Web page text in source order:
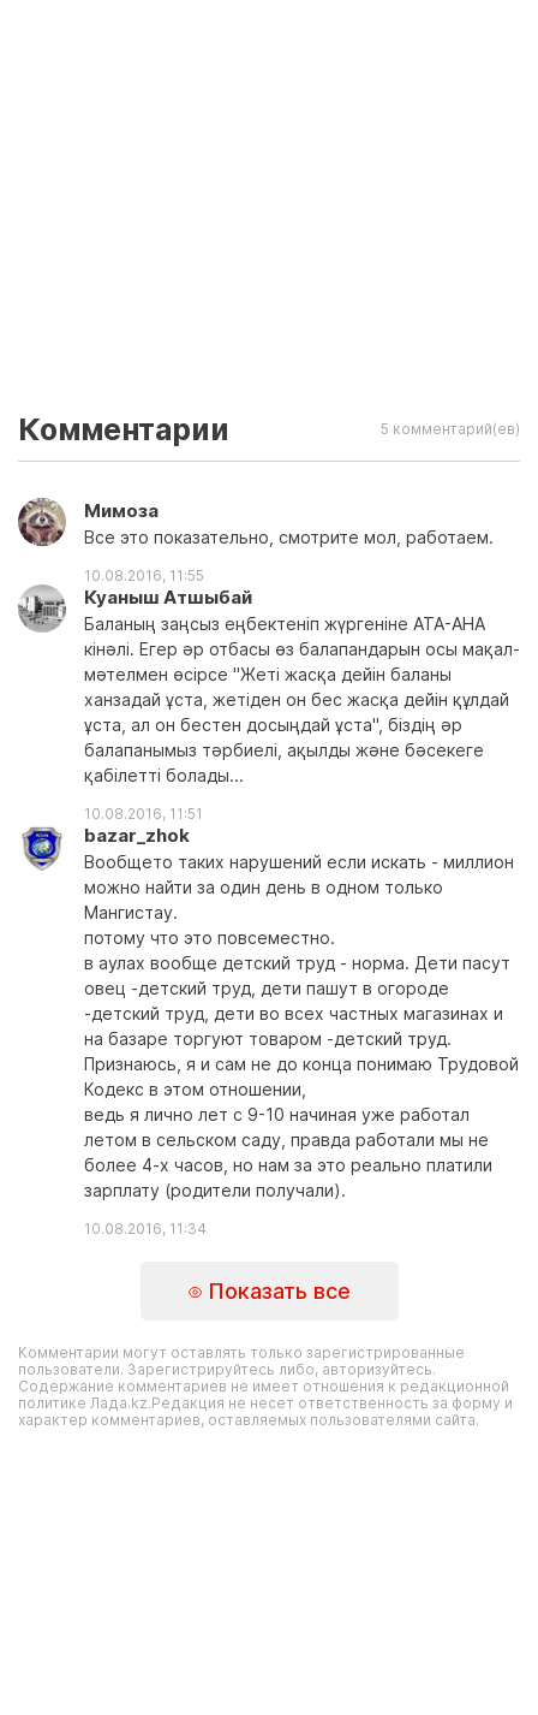
Комментарии 5 комментарий(ев)
Мимоза
Все это показательно, смотрите мол, работаем.
10.08.2016, 11:55
Куаныш Атшыбай
Баланың заңсыз еңбектеніп жүргеніне АТА-АНА
кінәлі. Егер әр отбасы өз балапандарын осы мақал-
мәтелмен өсірсе "Жеті жасқа дейін баланы
ханзадай ұста, жетіден он бес жасқа дейін құлдай
ұста, ал он бестен досыңдай ұста", біздің әр
балапанымыз тәрбиелі, ақылды және бәсекеге
қабілетті болады...
10.08.2016, 11:51
bazar_zhok
Вообщето таких нарушений если искать - миллион
можно найти за один день в одном только
Мангистау.
потому что это повсеместно.
в аулах вообще детский труд - норма. Дети пасут
овец -детский труд, дети пашут в огороде
-детский труд, дети во всех частных магазинах и
на базаре торгуют товаром -детский труд.
Признаюсь, я и сам не до конца понимаю Трудовой
Кодекс в этом отношении,
ведь я лично лет с 9-10 начиная уже работал
летом в сельском саду, правда работали мы не
более 4-х часов, но нам за это реально платили
зарплату (родители получали).
10.08.2016, 11:34
Показать все
Комментарии могут оставлять только зарегистрированные
пользователи. Зарегистрируйтесь либо, авторизуйтесь.
Содержание комментариев не имеет отношения к редакционной
политике Лада.kz.Редакция не несет ответственность за форму и
характер комментариев, оставляемых пользователями сайта.